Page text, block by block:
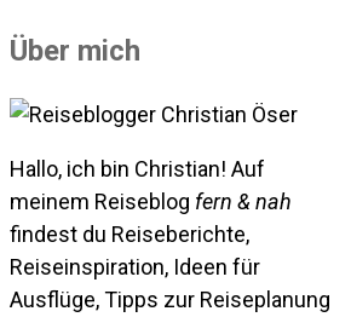
Über mich
Hallo, ich bin Christian! Auf
meinem Reiseblog fern & nah
findest du Reiseberichte,
Reiseinspiration, Ideen für
Ausflüge, Tipps zur Reiseplanung